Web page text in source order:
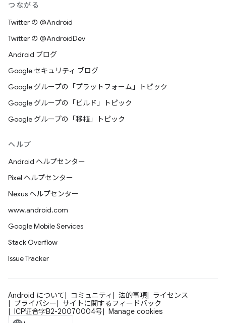
つながる
Twitter の @Android
Twitter の @AndroidDev
Android ブログ
Google セキュリティ ブログ
Google グループの「プラットフォーム」トピック
Google グループの「ビルド」トピック
Google グループの「移植」トピック
ヘルプ
Android ヘルプセンター
Pixel ヘルプセンター
Nexus ヘルプセンター
www.android.com
Google Mobile Services
Stack Overflow
Issue Tracker
Android について コミュニティ 法的事項
ライセンス
プライバシー
サイトに関するフィードバック
ICP证合字B2-20070004号
Manage cookies